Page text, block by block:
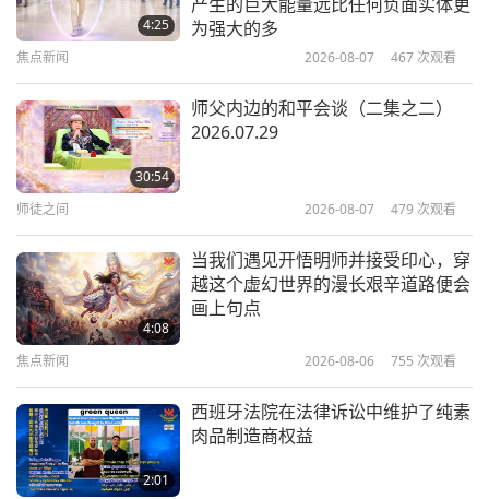
祝无上师电视台两周年快乐！ #1
无上师电视台重新开播一周年精彩回
顾集锦！（三集之一）
庆祝无上师电视台复播一周年：世界
4:25
为强大的多
焦点新闻 2026-08-07 467 次观看
30:54
师父内边的和平会谈（二集之二）
2026.07.29
师徒之间 2026-08-07 479 次观看
4:08
当我们遇见开悟明师并接受印心，穿
越这个虚幻世界的漫长艰辛道路便会
画上句点
焦点新闻 2026-08-06 755 次观看
2:01
西班牙法院在法律诉讼中维护了纯素
肉品制造商权益